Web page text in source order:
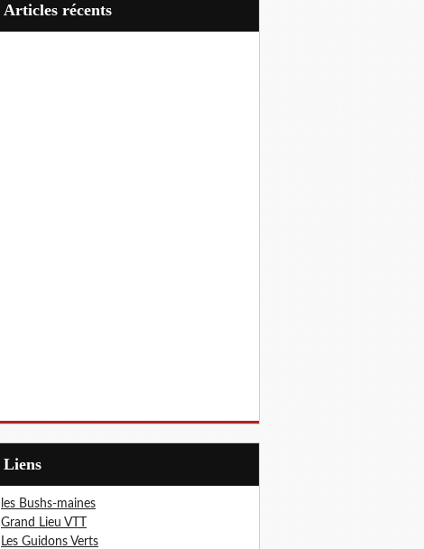
articles récents
Liens
les Bushs-maines
Grand Lieu VTT
Les Guidons Verts